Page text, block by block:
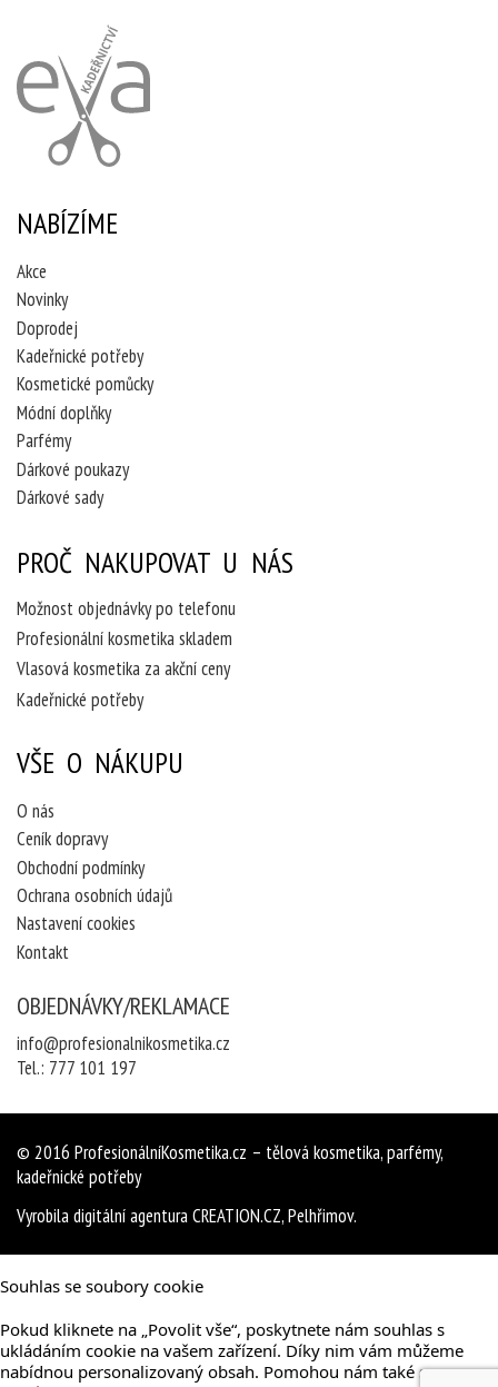
NABÍZÍME
Akce
Novinky
Doprodej
Kadeřnické potřeby
Kosmetické pomůcky
Módní doplňky
Parfémy
Dárkové poukazy
Dárkové sady
PROČ NAKUPOVAT U NÁS
Možnost objednávky po telefonu
Profesionální kosmetika skladem
Vlasová kosmetika za akční ceny
Kadeřnické potřeby
VŠE O NÁKUPU
O nás
Ceník dopravy
Obchodní podmínky
Ochrana osobních údajů
Nastavení cookies
Kontakt
OBJEDNÁVKY/REKLAMACE
info@profesionalnikosmetika.cz
Tel.: 777 101 197
© 2016 ProfesionálníKosmetika.cz – tělová kosmetika, parfémy,
kadeřnické potřeby
Vyrobiladigitální agenturaCREATION.CZ,Pelhřimov.
Souhlas se soubory cookie
Pokud kliknete na „Povolit vše“, poskytnete nám souhlas s
ukládáním cookie na vašem zařízení. Díky nim vám můžeme
nabídnou personalizovaný obsah. Pomohou nám také s